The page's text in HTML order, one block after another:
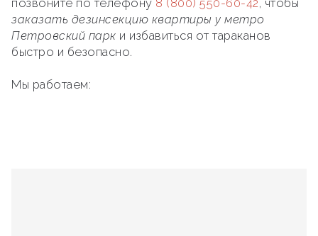
позвоните по телефону 8 (800) 550-60-42, чтобы
заказать дезинсекцию квартиры у метро
Петровский парк и избавиться от тараканов
быстро и безопасно.
Мы работаем: